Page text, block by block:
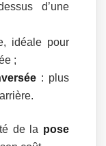
d’une
idéale pour
;
: plus
de la pose